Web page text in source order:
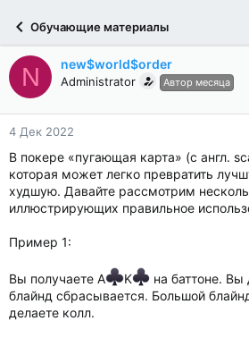
Обучающие материалы
N new$world$order
Administrator Автор месяца
4 Дек 2022
В покере «пугающая карта» (с англ.
которая может легко превратить
худшую. Давайте рассмотрим
иллюстрирующих правильное
Пример 1:
Вы получаете A K
на баттоне.
блайнд сбрасывается. Большой
делаете колл.